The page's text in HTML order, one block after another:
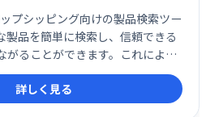
プシッピング向けの製品検索ツー
製品を簡単に検索し、信頼できる
がることができます。これによ
選定にかかる時間を短縮し、収益
ピングビジネスの構築に集中で
詳しく見る